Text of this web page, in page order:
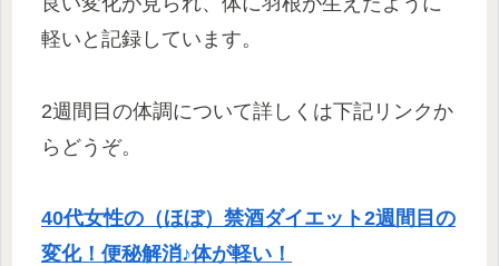
軽いと記録しています。
2週間目の体調について詳しくは下記リンクか
らどうぞ。
40代女性の（ほぼ）禁酒ダイエット2週間目の
変化！便秘解消♪体が軽い！